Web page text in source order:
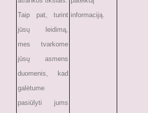
Taip pat, turint
jūsų leidimą,
mes tvarkome
jūsų asmens
duomenis, kad
galėtume
pasiūlyti jums
informaciją.